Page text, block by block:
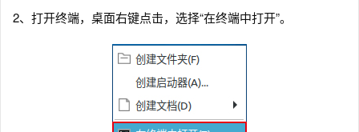
2、打开终端，桌面右键点击，选择“在终端中打开”。